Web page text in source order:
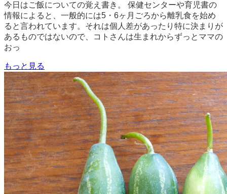
今日はご飯についての覚え書き。 保健センターや育児書の
情報によると、一般的には5・6ヶ月ごろから離乳食を始め
ると言われています。それは個人差があったり特に決まりが
あるものではないので、コトさんは生まれからずっとママの
おっ
もっと見る